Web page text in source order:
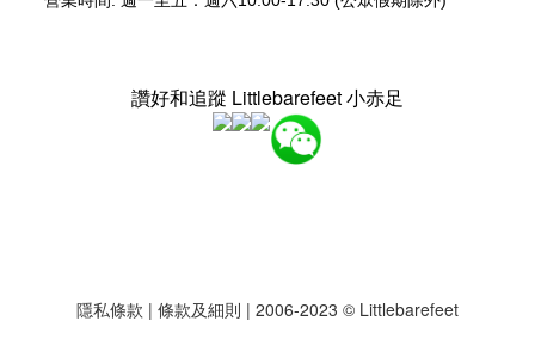
讚好和追蹤 Littlebarefeet 小赤足
隱私條款 | 條款及細則 | 2006-2023 © Littlebarefeet